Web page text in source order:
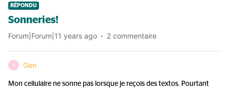
RÉPONDU
Sonneries!
Forum|Forum|11 years ago 2 commentaire
G Gen
Mon cellulaire ne sonne pas lorsque je reçois des textos. Pourtant